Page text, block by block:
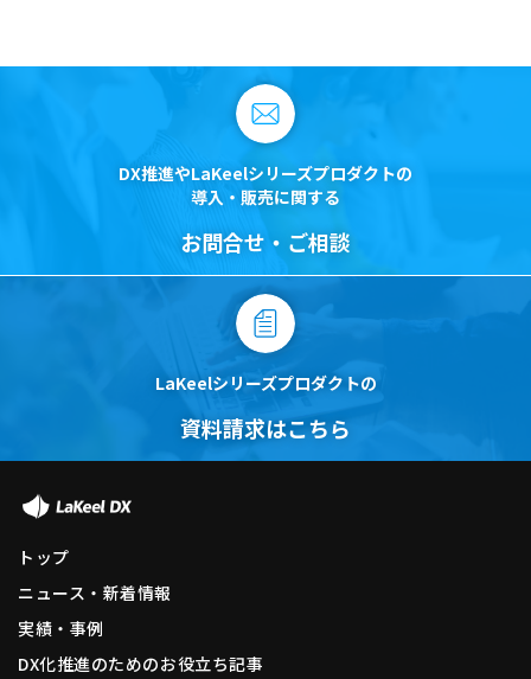
DX推進やLaKeelシリーズプロダクトの
導入・販売に関する
お問合せ・ご相談
LaKeelシリーズプロダクトの
資料請求はこちら
トップ
ニュース・新着情報
実績・事例
DX化推進のためのお役立ち記事